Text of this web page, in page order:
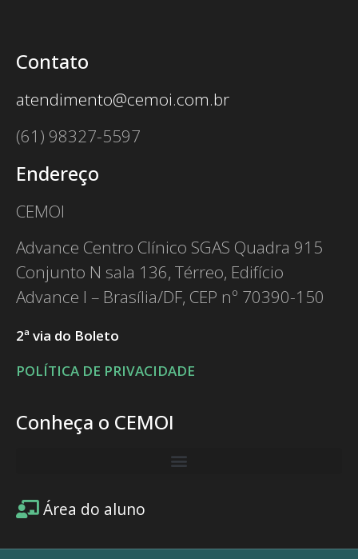
Contato
atendimento@cemoi.com.br
(61) 98327-5597
Endereço
CEMOI
Advance Centro Clínico SGAS Quadra 915
Conjunto N sala 136, Térreo, Edifício
Advance I – Brasília/DF, CEP nº 70390-150
2ª via do Boleto
POLÍTICA DE PRIVACIDADE
Conheça o CEMOI
Área do aluno